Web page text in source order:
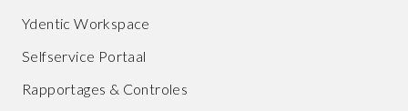
Ydentic Workspace
Selfservice Portaal
Rapportages & Controles